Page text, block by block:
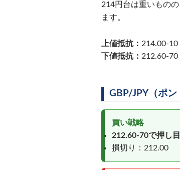
214円台は重いもの
ます。
上値抵抗： 214.00-
下値抵抗： 212.60-
GBP/JPY（ポ
買い戦略
212.60-70で押し
損切り：212.00